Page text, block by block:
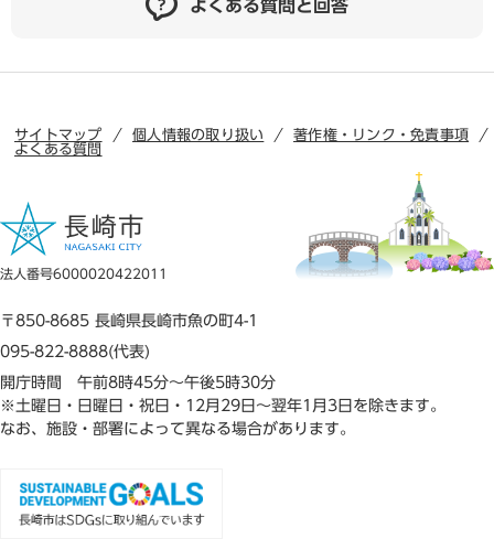
よくある質問と回答
サイトマップ 個人情報の取り扱い
著作権・リンク・免責事項
よくある質問
法人番号6000020422011
〒850-8685 長崎県長崎市魚の町4-1
095-822-8888(代表)
開庁時間 午前8時45分～午後5時30分
※土曜日・日曜日・祝日・12月29日～翌年1月3日を除きます。
なお、施設・部署によって異なる場合があります。